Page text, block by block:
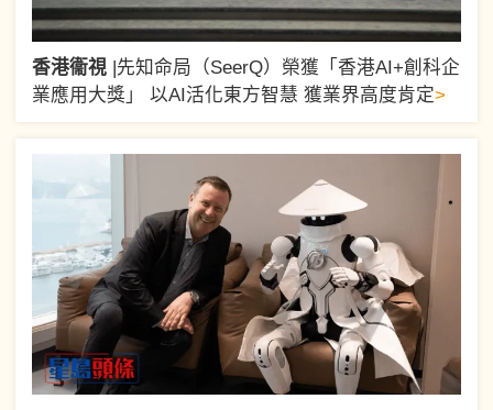
香港衞視| 先知命局（SeerQ）榮獲「香港AI+創科企
業應用大獎」 以AI活化東方智慧 獲業界高度肯定>